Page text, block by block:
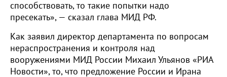
способствовать, то такие попытки надо
пресекать», — сказал глава МИД РФ.
Как заявил директор департамента по вопросам
нераспространения и контроля над
вооружениями МИД России Михаил Ульянов «РИА
Новости», то, что предложение России и Ирана